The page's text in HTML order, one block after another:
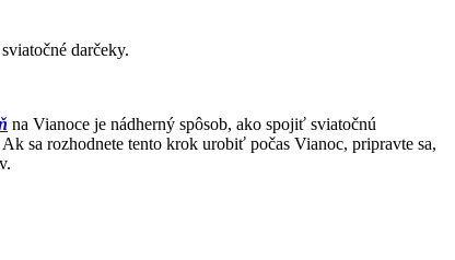
darčeky.
na Vianoce je nádherný spôsob, ako spojiť sviatočnú
sa rozhodnete tento krok urobiť počas Vianoc, pripravte sa,